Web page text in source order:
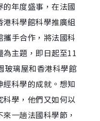
年度盛事，在法國
科學館科學推廣組
手合作，將法國科
主題，即日起至11
玻璃屋和香港科學館
科學的成就。想知
學，他們又如何以
一趟法國科學節，